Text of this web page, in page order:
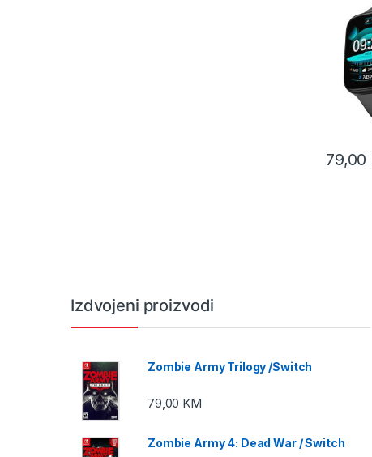
79,00
Izdvojeni proizvodi
Zombie Army Trilogy /Switch
79,00 KM
Zombie Army 4: Dead War / Switch